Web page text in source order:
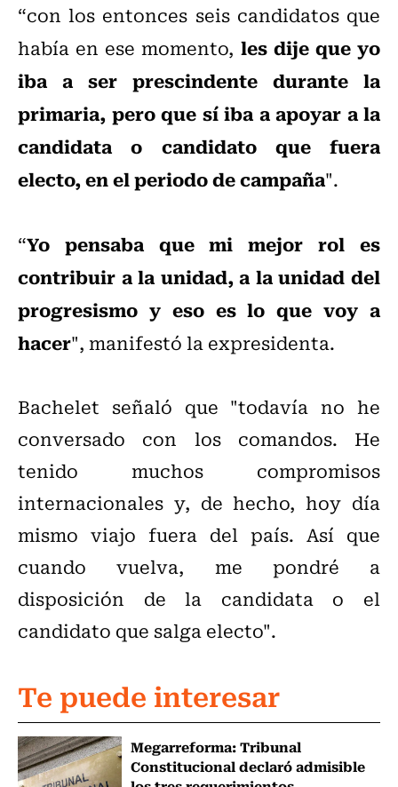
“con los entonces seis candidatos que
había en ese momento, les dije que yo
iba a ser prescindente durante la
primaria, pero que sí iba a apoyar a la
candidata o candidato que fuera
electo, en el periodo de campaña".
“Yo pensaba que mi mejor rol es
contribuir a la unidad, a la unidad del
progresismo y eso es lo que voy a
hacer", manifestó la expresidenta.
Bachelet señaló que "todavía no he
conversado con los comandos. He
tenido muchos compromisos
internacionales y, de hecho, hoy día
mismo viajo fuera del país. Así que
cuando vuelva, me pondré a
disposición de la candidata o el
candidato que salga electo".
Te puede interesar
Megarreforma: Tribunal
Constitucional declaró admisible